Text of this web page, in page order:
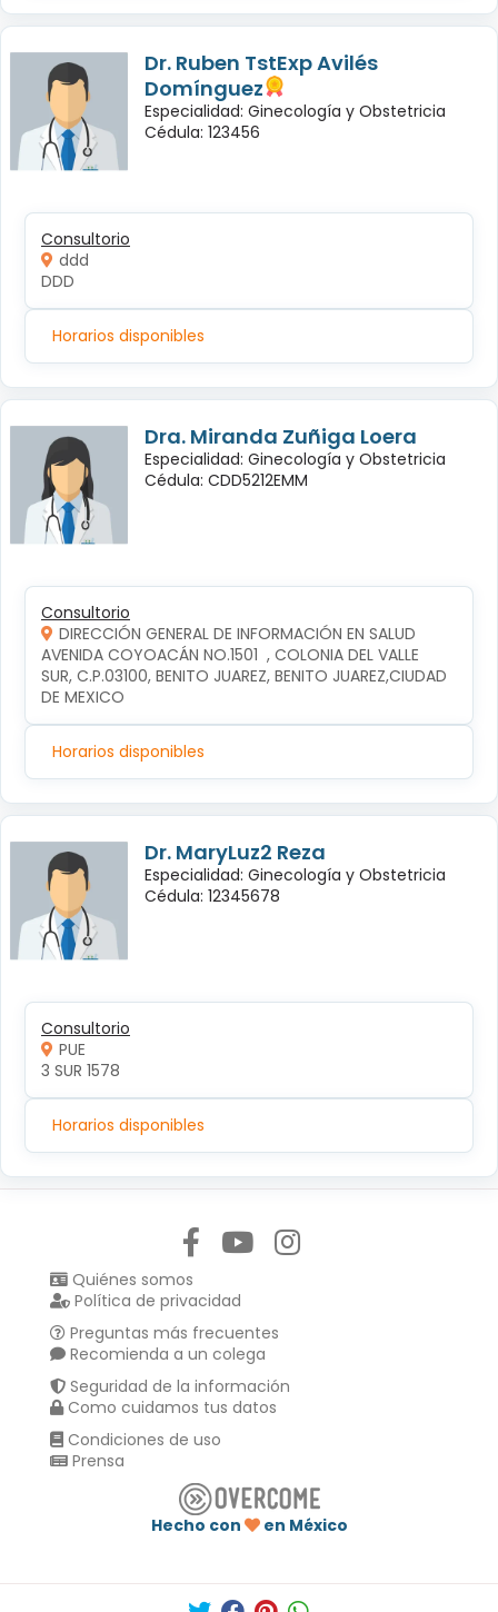
Dr. Ruben TstExp Avilés
Domínguez
Especialidad: Ginecología y Obstetricia
Cédula: 123456
Consultorio
ddd
DDD
Horarios disponibles
Dra. Miranda Zuñiga Loera
Especialidad: Ginecología y Obstetricia
Cédula: CDD5212EMM
Consultorio
DIRECCIÓN GENERAL DE INFORMACIÓN EN SALUD
AVENIDA COYOACÁN NO.1501  , COLONIA DEL VALLE
SUR, C.P.03100, BENITO JUAREZ, BENITO JUAREZ,CIUDAD
DE MEXICO
Horarios disponibles
Dr. MaryLuz2 Reza
Especialidad: Ginecología y Obstetricia
Cédula: 12345678
Consultorio
PUE
3 SUR 1578
Horarios disponibles
Quiénes somos
Política de privacidad
Preguntas más frecuentes
Recomienda a un colega
Seguridad de la información
Como cuidamos tus datos
Condiciones de uso
Prensa
Hecho con
en México